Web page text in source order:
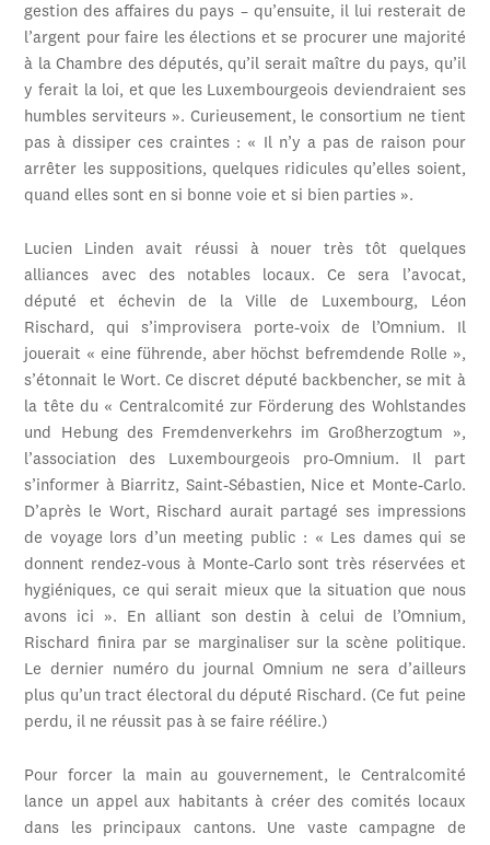
gestion des affaires du pays – qu’ensuite, il lui resterait de
l’argent pour faire les élections et se procurer une majorité
à la Chambre des députés, qu’il serait maître du pays, qu’il
y ferait la loi, et que les Luxembourgeois deviendraient ses
humbles serviteurs ». Curieusement, le consortium ne tient
pas à dissiper ces craintes : « Il n’y a pas de raison pour
arrêter les suppositions, quelques ridicules qu’elles soient,
quand elles sont en si bonne voie et si bien parties ».
Lucien Linden avait réussi à nouer très tôt quelques
alliances avec des notables locaux. Ce sera l’avocat,
député et échevin de la Ville de Luxembourg, Léon
Rischard, qui s’improvisera porte-voix de l’Omnium. Il
jouerait « eine führende, aber höchst befremdende Rolle »,
s’étonnait le Wort. Ce discret député backbencher, se mit à
la tête du « Centralcomité zur Förderung des Wohlstandes
und Hebung des Fremdenverkehrs im Großherzogtum »,
l’association des Luxembourgeois pro-Omnium. Il part
s’informer à Biarritz, Saint-Sébastien, Nice et Monte-Carlo.
D’après le Wort, Rischard aurait partagé ses impressions
de voyage lors d’un meeting public : « Les dames qui se
donnent rendez-vous à Monte-Carlo sont très réservées et
hygiéniques, ce qui serait mieux que la situation que nous
avons ici ». En alliant son destin à celui de l’Omnium,
Rischard finira par se marginaliser sur la scène politique.
Le dernier numéro du journal Omnium ne sera d’ailleurs
plus qu’un tract électoral du député Rischard. (Ce fut peine
perdu, il ne réussit pas à se faire réélire.)
Pour forcer la main au gouvernement, le Centralcomité
lance un appel aux habitants à créer des comités locaux
dans les principaux cantons. Une vaste campagne de